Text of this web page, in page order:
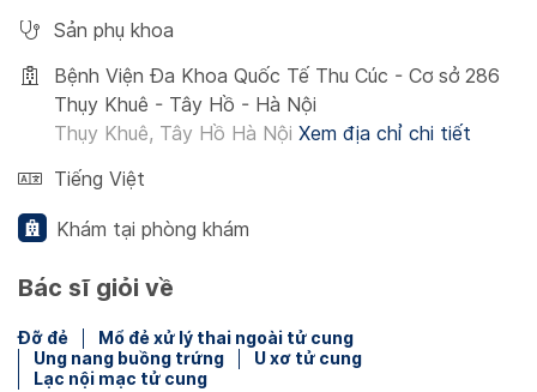
Sản phụ khoa
Bệnh Viện Đa Khoa Quốc Tế Thu Cúc - Cơ sở 286
Thụy Khuê - Tây Hồ - Hà Nội
Thụy Khuê, Tây Hồ Hà Nội Xem địa chỉ chi tiết
Tiếng Việt
Khám tại phòng khám
Bác sĩ giỏi về
Đỡ đẻ
Mổ đẻ xử lý thai ngoài tử cung
Ung nang buồng trứng
U xơ tử cung
Lạc nội mạc tử cung